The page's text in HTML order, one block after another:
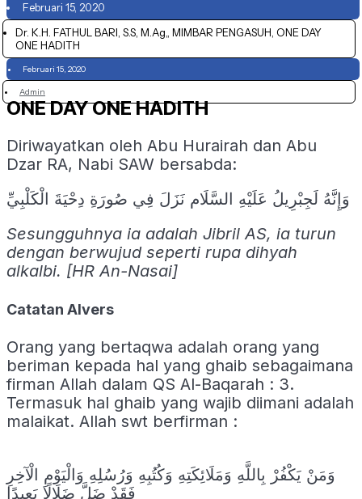
Februari 15, 2020
Dr. K.H. FATHUL BARI, S.S, M.Ag,, MIMBAR PENGASUH, ONE DAY
ONE HADITH
Februari 15, 2020
Admin
ONE DAY ONE HADITH
Diriwayatkan oleh Abu Hurairah dan Abu
Dzar RA, Nabi SAW bersabda:
وَإِنَّهُ لَجِبْرِيلُ عَلَيْهِ السَّلَام نَزَلَ فِي صُورَةِ دِحْيَةَ الْكَلْبِيِّ
Sesungguhnya ia adalah Jibril AS, ia turun
dengan berwujud seperti rupa dihyah
alkalbi. [HR An-Nasai]
Catatan Alvers
Orang yang bertaqwa adalah orang yang
beriman kepada hal yang ghaib sebagaimana
firman Allah dalam QS Al-Baqarah : 3.
Termasuk hal ghaib yang wajib diimani adalah
malaikat. Allah swt berfirman :
وَمَنْ يَكْفُرْ بِاللَّهِ وَمَلَائِكَتِهِ وَكُتُبِهِ وَرُسُلِهِ وَالْيَوْمِ الْآخِرِ
فَقَدْ ضَلَّ ضَلَالًا بَعِيدًا